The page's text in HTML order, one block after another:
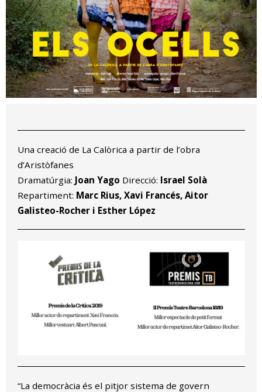
Una creació de La Calòrica a partir de l’obra
d’Aristòfanes
Dramatúrgia: Joan Yago Direcció: Israel Solà
Repartiment: Marc Rius, Xavi Francés, Aitor
Galisteo-Rocher i Esther López
“La democràcia és el pitjor sistema de govern